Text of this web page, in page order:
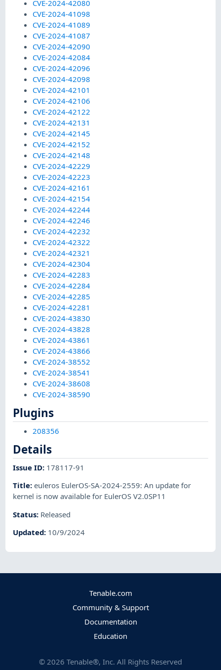
CVE-2024-42080
CVE-2024-41098
CVE-2024-41089
CVE-2024-41087
CVE-2024-42090
CVE-2024-42084
CVE-2024-42096
CVE-2024-42098
CVE-2024-42101
CVE-2024-42106
CVE-2024-42122
CVE-2024-42131
CVE-2024-42145
CVE-2024-42152
CVE-2024-42148
CVE-2024-42229
CVE-2024-42223
CVE-2024-42161
CVE-2024-42154
CVE-2024-42244
CVE-2024-42246
CVE-2024-42232
CVE-2024-42322
CVE-2024-42321
CVE-2024-42304
CVE-2024-42283
CVE-2024-42284
CVE-2024-42285
CVE-2024-42281
CVE-2024-43830
CVE-2024-43828
CVE-2024-43861
CVE-2024-43866
CVE-2024-38552
CVE-2024-38541
CVE-2024-38608
CVE-2024-38590
Plugins
208356
Details
Issue ID: 178117-91
Title:euleros EulerOS-SA-2024-2559: An update for
kernel is now available for EulerOS V2.0SP11
Status: Released
Updated: 10/9/2024
Tenable.com
Community & Support
Documentation
Education
© 2026 Tenable®, Inc. All Rights Reserved